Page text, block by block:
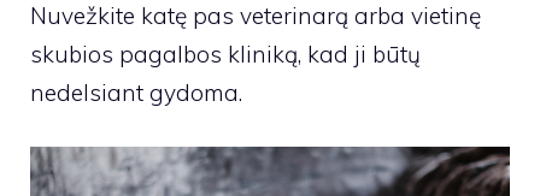
Nuvežkite katę pas veterinarą arba vietinę
skubios pagalbos kliniką, kad ji būtų
nedelsiant gydoma.